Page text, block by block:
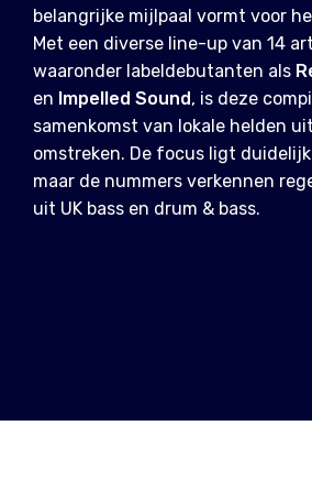
belangrijke mijlpaal vormt voor
Met een diverse line-up van 14
waaronder labeldebutanten als
en Impelled Sound, is deze
samenkomst van lokale helden
omstreken. De focus ligt
maar de nummers verkennen
uit UK bass en drum & bass.